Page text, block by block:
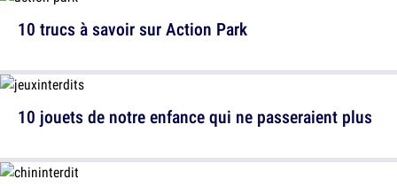
10 jouets de notre enfance qui ne passeraient plus
10 trucs à savoir sur Action Park